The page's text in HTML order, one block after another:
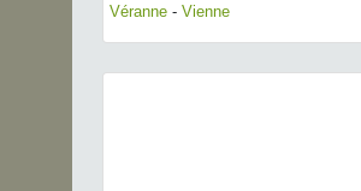
Véranne - Vienne